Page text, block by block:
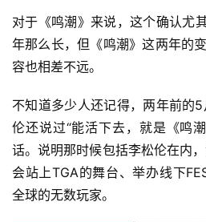
对于《鸣潮》来说，这个确认尤
年那么长，但《鸣潮》这两年的
容也相差不远。
不知道多少人还记得，两年前的
伦还说过“能活下去，就是《鸣
话。说明那时候包括李松伦在内
会站上TGA的舞台、举办线下
全球的无数玩家。